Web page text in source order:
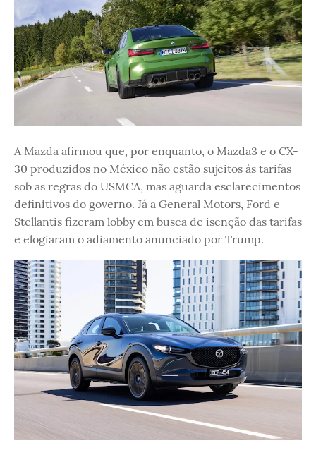
A Mazda afirmou que, por enquanto, o Mazda3 e o CX-
30 produzidos no México não estão sujeitos às tarifas
sob as regras do USMCA, mas aguarda esclarecimentos
definitivos do governo. Já a General Motors, Ford e
Stellantis fizeram lobby em busca de isenção das tarifas
e elogiaram o adiamento anunciado por Trump.